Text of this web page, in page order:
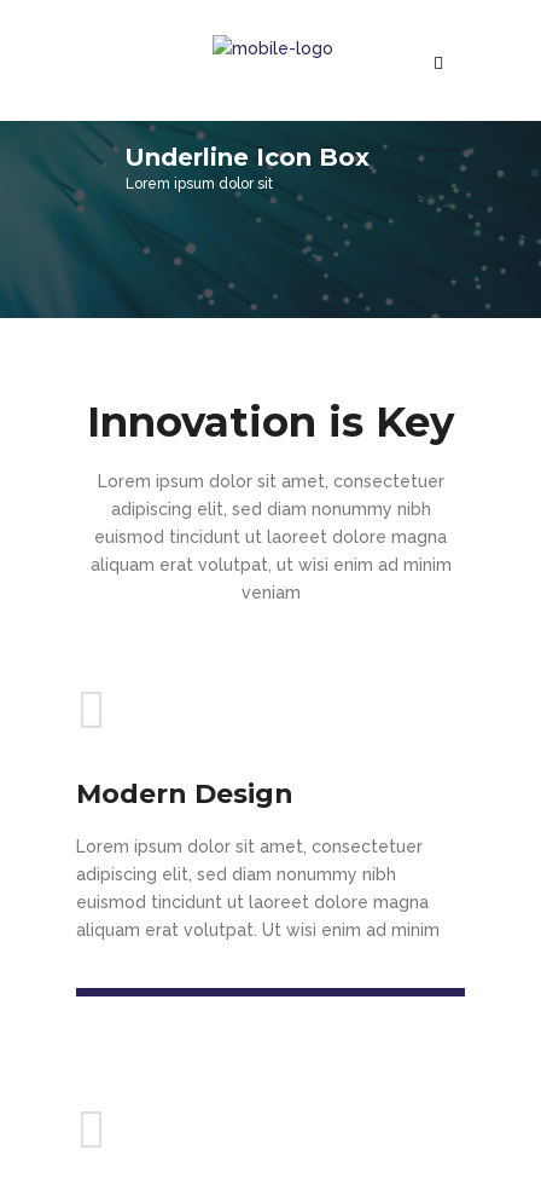
Underline Icon Box
Lorem ipsum dolor sit
Innovation is Key
Lorem ipsum dolor sit amet, consectetuer
adipiscing elit, sed diam nonummy nibh
euismod tincidunt ut laoreet dolore magna
aliquam erat volutpat, ut wisi enim ad minim
veniam
Modern Design
Lorem ipsum dolor sit amet, consectetuer
adipiscing elit, sed diam nonummy nibh
euismod tincidunt ut laoreet dolore magna
aliquam erat volutpat. Ut wisi enim ad minim